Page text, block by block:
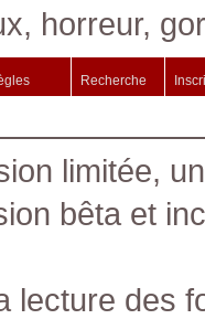
horreur,
Recherche
limitée,
bêta et
lecture des